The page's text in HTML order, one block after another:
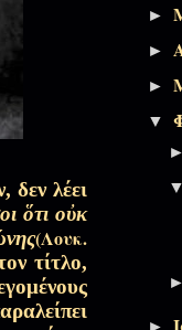
ψυχής μου
Εκπομπών,
Εκπομπών,
Εκπομπών,
δεν λέει
ὅτι οὐκ
(Λουκ.
τίτλο,
►
►
►
▼